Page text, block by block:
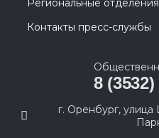
Региональные отделения
Контакты пресс-службы
8
г. Оренбург, улица